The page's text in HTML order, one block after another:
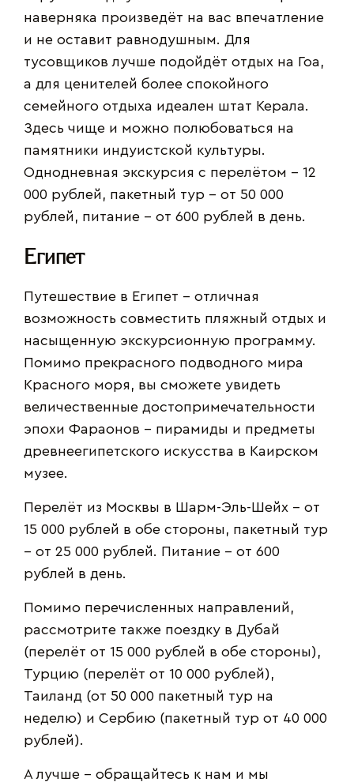
наверняка произведёт на вас впечатление
и не оставит равнодушным. Для
тусовщиков лучше подойдёт отдых на Гоа,
а для ценителей более спокойного
семейного отдыха идеален штат Керала.
Здесь чище и можно полюбоваться на
памятники индуистской культуры.
Однодневная экскурсия с перелётом – 12
000 рублей, пакетный тур – от 50 000
рублей, питание – от 600 рублей в день.
Египет
Путешествие в Египет – отличная
возможность совместить пляжный отдых и
насыщенную экскурсионную программу.
Помимо прекрасного подводного мира
Красного моря, вы сможете увидеть
величественные достопримечательности
эпохи Фараонов – пирамиды и предметы
древнеегипетского искусства в Каирском
музее.
Перелёт из Москвы в Шарм-Эль-Шейх – от
15 000 рублей в обе стороны, пакетный тур
– от 25 000 рублей. Питание – от 600
рублей в день.
Помимо перечисленных направлений,
рассмотрите также поездку в Дубай
(перелёт от 15 000 рублей в обе стороны),
Турцию (перелёт от 10 000 рублей),
Таиланд (от 50 000 пакетный тур на
неделю) и Сербию (пакетный тур от 40 000
рублей).
А лучше – обращайтесь к нам и мы